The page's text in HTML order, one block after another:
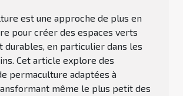
est une approche de plus en
pour créer des espaces verts
durables, en particulier dans les
Cet article explore des
permaculture adaptées à
même le plus petit des